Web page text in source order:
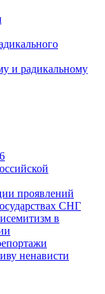
и радикальному
проявлений
СНГ
в
ненависти